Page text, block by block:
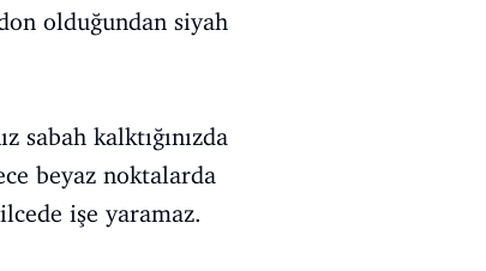
olduğundan siyah
sabah kalktığınızda
beyaz noktalarda
işe yaramaz.